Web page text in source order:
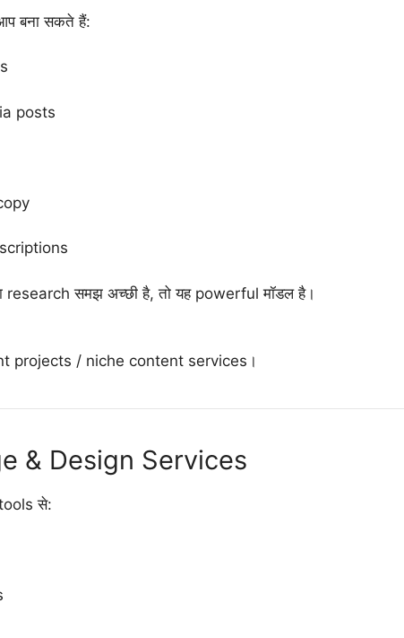
बना सकते हैं:
posts
research समझ अच्छी है, तो यह powerful मॉडल है।
projects / niche content services।
& Design Services
से: